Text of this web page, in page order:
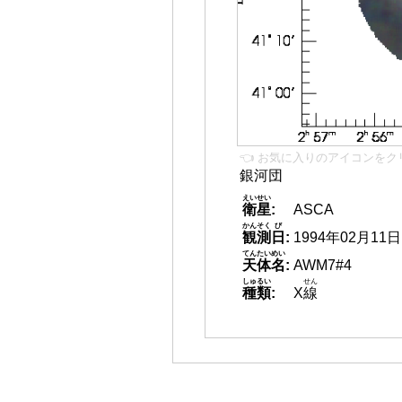
👈 お気に入りのアイコンをク
銀河団
衛星
えいせい
:
ASCA
観測
かんそく
日
び
: 1994年02月11日
天体名
てんたいめい
: AWM7#4
種類
しゅるい
: X線
せん